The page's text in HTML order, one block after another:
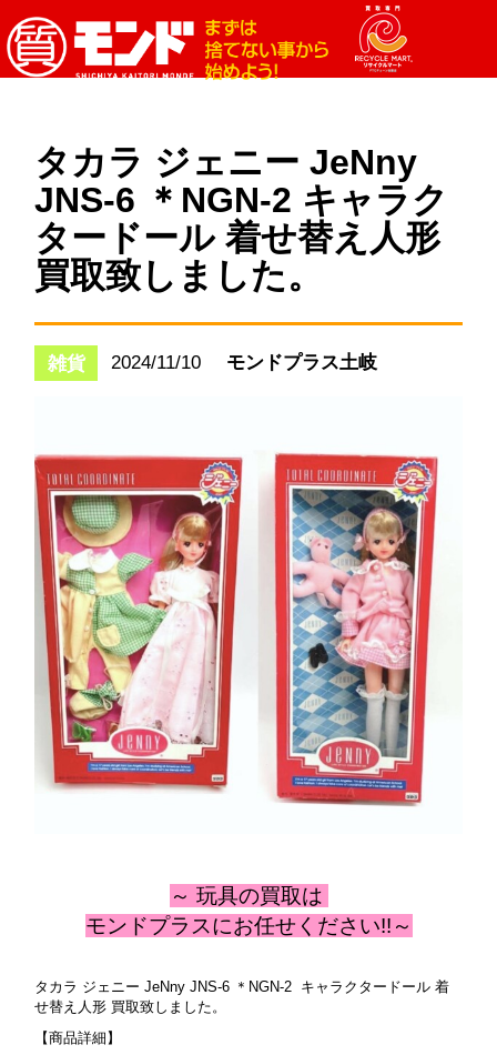
タカラ ジェニー JeNny
JNS-6 ＊NGN-2 キャラク
タードール 着せ替え人形
買取致しました。
雑貨 2024/11/10 モンドプラス土岐
～ 玩具の買取は
モンドプラスにお任せください!!～
タカラ ジェニー JeNny JNS-6 ＊NGN-2 キャラクタードール 着
せ替え人形 買取致しました。
【商品詳細】